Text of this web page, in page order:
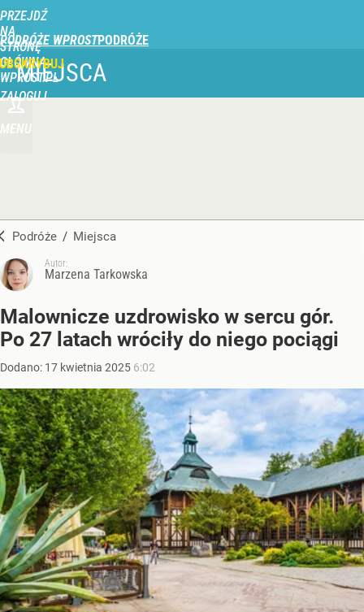
PRZEJDŹ
NA
STRONĘ
GŁÓWNĄ
WPROST.PL
PODRÓŻE WPROST
ZALOGUJ
MENU
MIEJSCA
Podróże / Miejsca
Autor:
Marzena Tarkowska
Malownicze uzdrowisko w sercu gór.
Po 27 latach wróciły do niego pociągi
Dodano: 17 kwietnia 2025 6:02